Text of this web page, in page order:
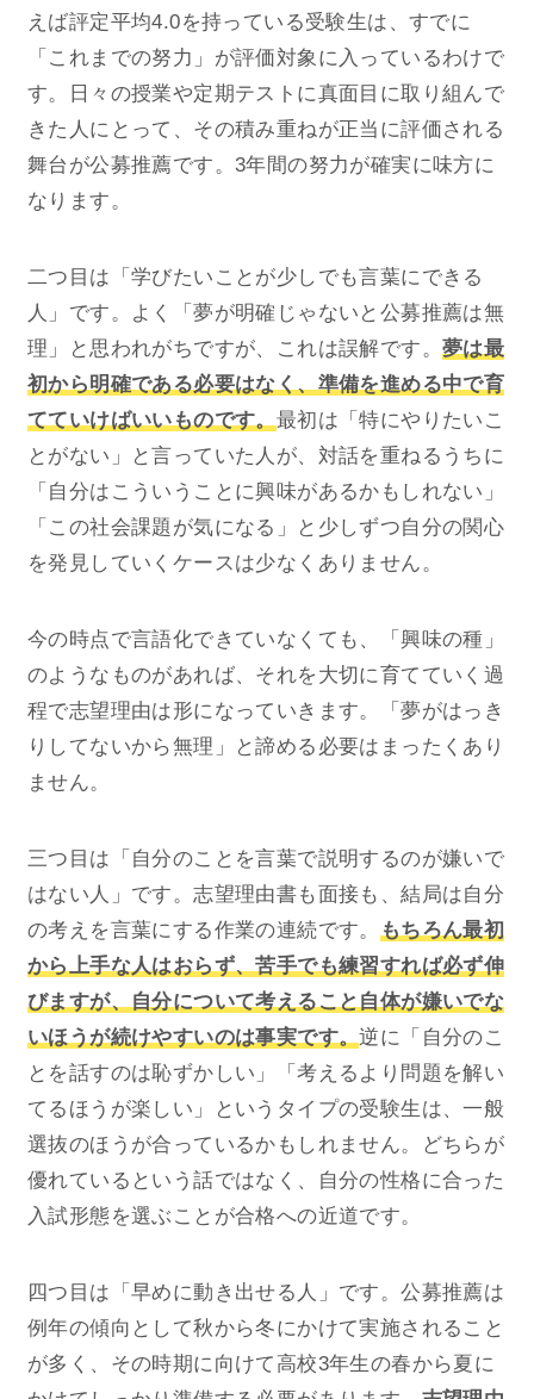
えば評定平均4.0を持っている受験生は、すでに
「これまでの努力」が評価対象に入っているわけで
す。日々の授業や定期テストに真面目に取り組んで
きた人にとって、その積み重ねが正当に評価される
舞台が公募推薦です。3年間の努力が確実に味方に
なります。
二つ目は「学びたいことが少しでも言葉にできる
人」です。よく「夢が明確じゃないと公募推薦は無
理」と思われがちですが、これは誤解です。夢は最
初から明確である必要はなく、準備を進める中で育
てていけばいいものです。最初は「特にやりたいこ
とがない」と言っていた人が、対話を重ねるうちに
「自分はこういうことに興味があるかもしれない」
「この社会課題が気になる」と少しずつ自分の関心
を発見していくケースは少なくありません。
今の時点で言語化できていなくても、「興味の種」
のようなものがあれば、それを大切に育てていく過
程で志望理由は形になっていきます。「夢がはっき
りしてないから無理」と諦める必要はまったくあり
ません。
三つ目は「自分のことを言葉で説明するのが嫌いで
はない人」です。志望理由書も面接も、結局は自分
の考えを言葉にする作業の連続です。 もちろん最初
から上手な人はおらず、苦手でも練習すれば必ず伸
びますが、自分について考えること自体が嫌いでな
いほうが続けやすいのは事実です。逆に「自分のこ
とを話すのは恥ずかしい」「考えるより問題を解い
てるほうが楽しい」というタイプの受験生は、一般
選抜のほうが合っているかもしれません。どちらが
優れているという話ではなく、自分の性格に合った
入試形態を選ぶことが合格への近道です。
四つ目は「早めに動き出せる人」です。公募推薦は
例年の傾向として秋から冬にかけて実施されること
が多く、その時期に向けて高校3年生の春から夏に